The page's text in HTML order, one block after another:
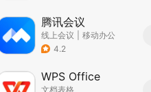
腾讯会议
线上会议
移动办公
4.2
WPS Office
文档表格